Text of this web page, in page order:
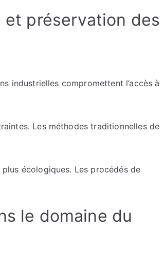
préservation des
industrielles compromettent l’accès à
Les méthodes traditionnelles de
écologiques. Les procédés de
le domaine du